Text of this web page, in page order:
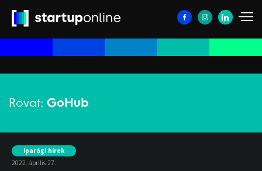
Rovat: GoHub
Iparági hírek
2022. április 27.